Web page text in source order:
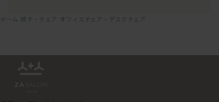
ホーム 椅子・チェア オフィスチェア・デスクチェア